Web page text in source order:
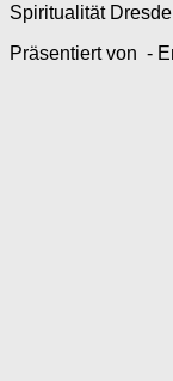
Spiritualität
Präsentiert von -